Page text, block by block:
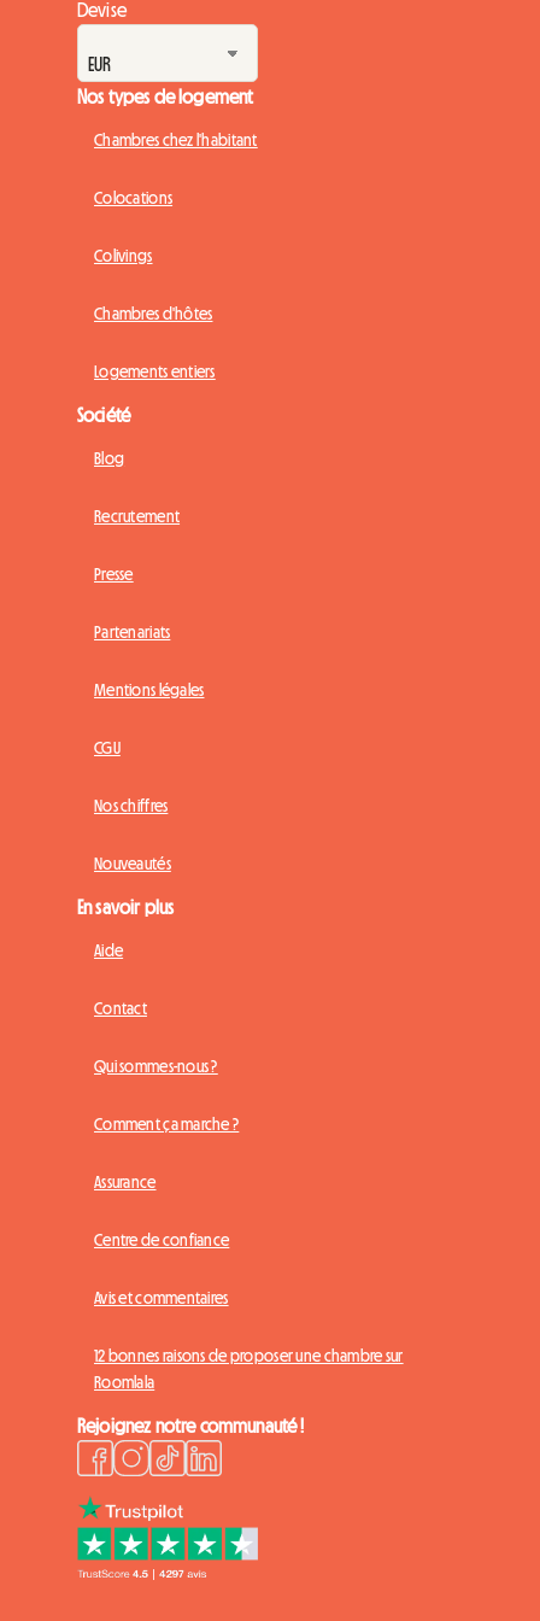
Devise
Nos types de logement
Chambres chez l'habitant
Colocations
Colivings
Chambres d'hôtes
Logements entiers
Société
Blog
Recrutement
Presse
Partenariats
Mentions légales
CGU
Nos chiffres
Nouveautés
En savoir plus
Aide
Contact
Qui sommes-nous ?
Comment ça marche ?
Assurance
Centre de confiance
Avis et commentaires
12 bonnes raisons de proposer une chambre sur
Roomlala
Rejoignez notre communauté !